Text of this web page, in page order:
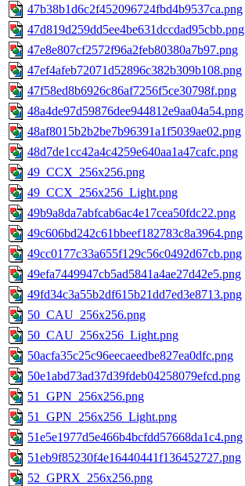
47b38b1d6c2f452096724fbd4b9537ca.png
47d819d259dd5ee4be631dccdad95cbb.png
47e8e807cf2572f96a2feb80380a7b97.png
47ef4afeb72071d52896c382b309b108.png
47f58ed8b6926c86af7256f5ce30798f.png
48a4de97d59876dee944812e9aa04a54.png
48af8015b2b2be7b96391a1f5039ae02.png
48d7de1cc42a4c4259e640aa1a47cafc.png
49_CCX_256x256.png
49_CCX_256x256_Light.png
49b9a8da7abfcab6ac4e17cea50fdc22.png
49c606bd242c61bbeef182783c8a3964.png
49cc0177c33a655f129c56c0492d67cb.png
49efa7449947cb5ad5841a4ae27d42e5.png
49fd34c3a55b2df615b21dd7ed3e8713.png
50_CAU_256x256.png
50_CAU_256x256_Light.png
50acfa35c25c96eecaeedbe827ea0dfc.png
50e1abd73ad37d39fdeb04258079efcd.png
51_GPN_256x256.png
51_GPN_256x256_Light.png
51e5e1977d5e466b4bcfdd57668da1c4.png
51eb9f85230f4e16440441f136452727.png
52_GPRX_256x256.png